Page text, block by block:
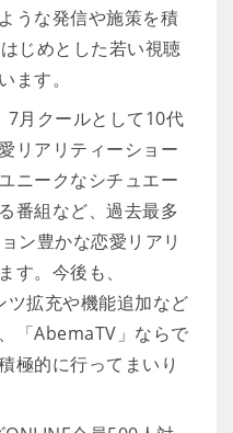
うな発信や施策を積
じめとした若い視聴
ます。
7月クールとして10代
リアリティーショー
ニークなシチュエー
番組など、過去最多
ン豊かな恋愛リアリ
す。今後も、
ツ拡充や機能追加など
「AbemaTV」ならで
極的に行ってまいり